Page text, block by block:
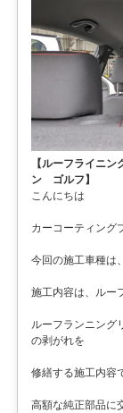
【ルーフライニ
ン ゴルフ】
こんにちは
カーコーティング
今回の施工車種は
施工内容は、ルー
ルーフランニング
の剥がれを
修繕する施工内容
高額な純正部品に